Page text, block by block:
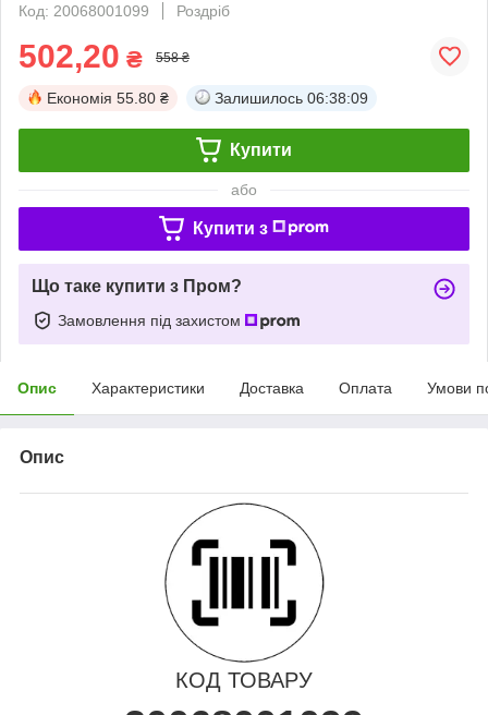
Код: 20068001099
Роздріб
502,20 ₴ 558 ₴
Економія 55.80 ₴ Залишилось 06:38:08
Купити
або
Купити з
Що таке купити з Пром?
Замовлення під захистом
Опис Характеристики Доставка Оплата Умови
Опис
КОД ТОВАРУ